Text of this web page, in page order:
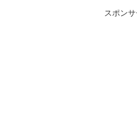
スポン